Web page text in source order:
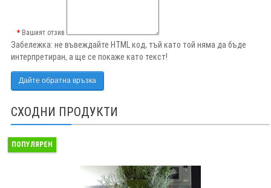
Вашият отзив
Забележка: не въвеждайте HTML код, тъй като той няма да бъде
интерпретиран, а ще се покаже като текст!
Дайте обратна връзка
СХОДНИ ПРОДУКТИ
ПОПУЛЯРЕН